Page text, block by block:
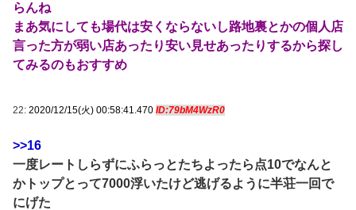
らんね
まあ気にしても場代は安くならないし路地裏とかの個人店
言った方が弱い店あったり安い見せあったりするから探し
てみるのもおすすめ
22: 2020/12/15(火) 00:58:41.470 ID:79bM4WzR0
>>16
一度レートしらずにふらっとたちよったら点10でなんと
かトップとって7000浮いたけど逃げるように半荘一回で
にげた